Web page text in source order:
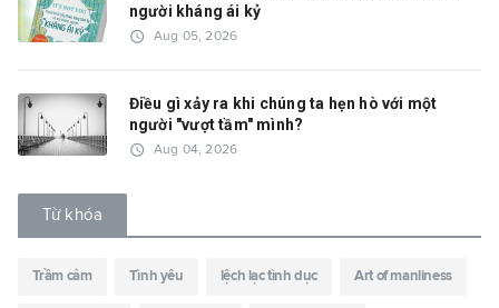
người kháng ái kỷ
access_time Aug 05, 2026
Điều gì xảy ra khi chúng ta hẹn hò với một
người "vượt tầm" mình?
access_time Aug 04, 2026
Từ khóa
Trầm cảm Tình yêu lệch lạc tình dục Art of manliness